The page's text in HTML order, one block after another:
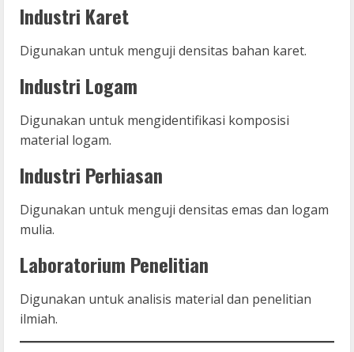
Industri Karet
Digunakan untuk menguji densitas bahan karet.
Industri Logam
Digunakan untuk mengidentifikasi komposisi
material logam.
Industri Perhiasan
Digunakan untuk menguji densitas emas dan logam
mulia.
Laboratorium Penelitian
Digunakan untuk analisis material dan penelitian
ilmiah.